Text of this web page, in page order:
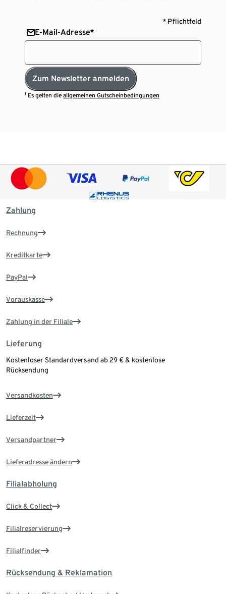
* Pflichtfeld
E-Mail-Adresse*
Zum Newsletter anmelden
¹ Es gelten dieallgemeinen Gutscheinbedingungen
Zahlung
Rechnung
Kreditkarte
PayPal
Vorauskasse
Zahlung in der Filiale
Lieferung
Kostenloser Standardversand ab 29 € & kostenlose
Rücksendung
Versandkosten
Lieferzeit
Versandpartner
Lieferadresse ändern
Filialabholung
Click & Collect
Filialreservierung
Filialfinder
Rücksendung & Reklamation